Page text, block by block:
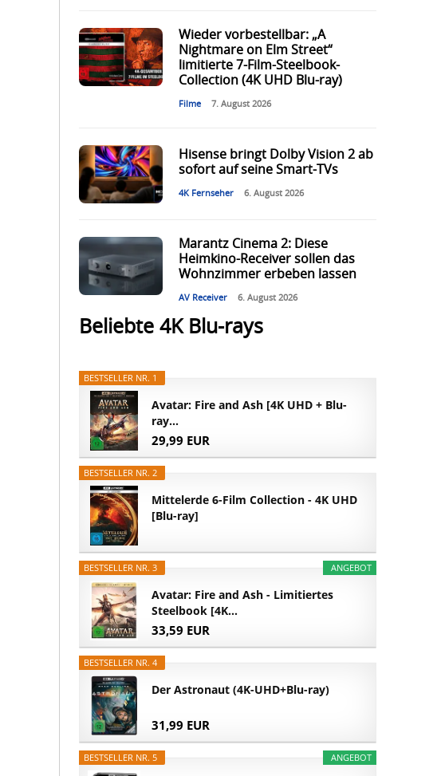
Wieder vorbestellbar: „A
Nightmare on Elm Street“
limitierte 7-Film-Steelbook-
Collection (4K UHD Blu-ray)
Filme 7. August 2026
Hisense bringt Dolby Vision 2 ab
sofort auf seine Smart-TVs
4K Fernseher 6. August 2026
Marantz Cinema 2: Diese
Heimkino-Receiver sollen das
Wohnzimmer erbeben lassen
AV Receiver 6. August 2026
Beliebte 4K Blu-rays
BESTSELLER NR. 1
Avatar: Fire and Ash [4K UHD + Blu-
ray...
29,99 EUR
BESTSELLER NR. 2
Mittelerde 6-Film Collection - 4K UHD
[Blu-ray]
ANGEBOT
BESTSELLER NR. 3
Avatar: Fire and Ash - Limitiertes
Steelbook [4K...
33,59 EUR
BESTSELLER NR. 4
Der Astronaut (4K-UHD+Blu-ray)
31,99 EUR
ANGEBOT
BESTSELLER NR. 5